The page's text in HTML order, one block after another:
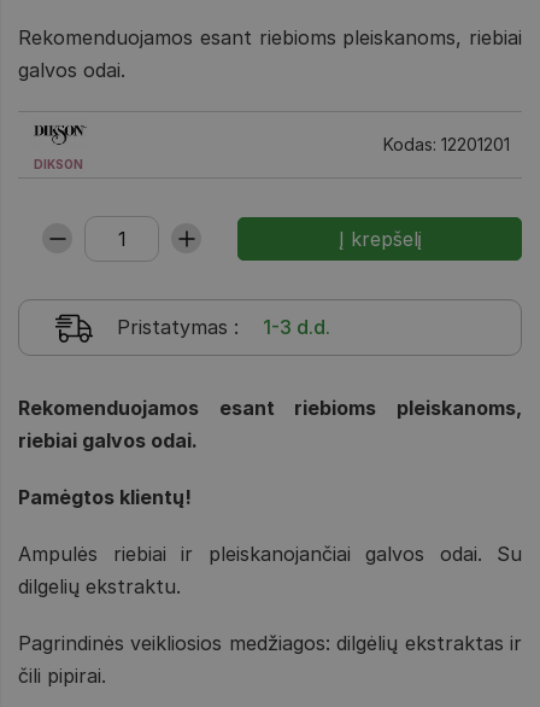
Rekomenduojamos esant riebioms pleiskanoms, riebiai
galvos odai.
DIKSON
Kodas: 12201201
Pristatymas : 1-3 d.d.
Rekomenduojamos esant riebioms pleiskanoms,
riebiai galvos odai.
Pamėgtos klientų!
Ampulės riebiai ir pleiskanojančiai galvos odai. Su
dilgelių ekstraktu.
Pagrindinės veikliosios medžiagos: dilgėlių ekstraktas ir
čili pipirai.